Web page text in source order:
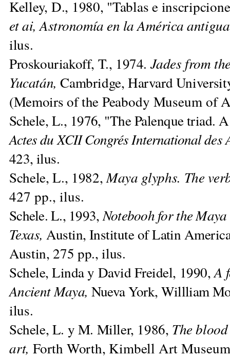
Kelley, D., 1980, "Tablas e
et ai, Astronomía en la América
ilus.
Proskouriakoff, T., 1974. Jades from
Yucatán,Cambridge, Harvard Uni
(Memoirs of thePeabody Museum of
Schele, L., 1976, "The Palenque triad.
Actes du XCII Congrés International des
423, ilus.
Schele, L., 1982,Maya glyphs. The
427 pp., ilus.
Schele. L., 1993,Notebooh for the
Texas, Austin, Institute of Latin
Austin, 275 pp., ilus.
Schele, Linda y David Freidel, 1990,A
Ancient Maya, Nueva York, Willliam
ilus.
Schele, L. y M. Miller, 1986, The
art, Forth Worth, Kimbell Art